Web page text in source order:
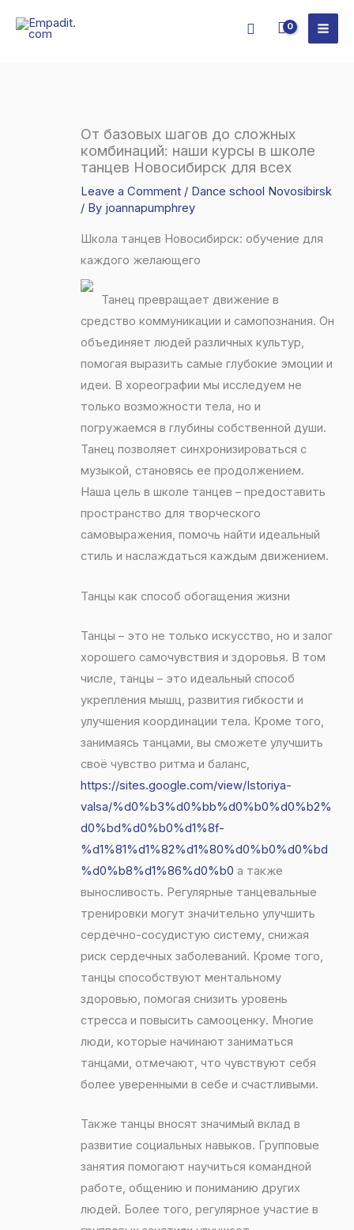
Search
От базовых шагов до сложных
комбинаций: наши курсы в школе
танцев Новосибирск для всех
Leave a Comment / Dance school Novosibirsk
/ By joannapumphrey
Школа танцев Новосибирск: обучение для
каждого желающего
Танец превращает движение в
средство коммуникации и самопознания. Он
объединяет людей различных культур,
помогая выразить самые глубокие эмоции и
идеи. В хореографии мы исследуем не
только возможности тела, но и
погружаемся в глубины собственной души.
Танец позволяет синхронизироваться с
музыкой, становясь ее продолжением.
Наша цель в школе танцев – предоставить
пространство для творческого
самовыражения, помочь найти идеальный
стиль и наслаждаться каждым движением.
Танцы как способ обогащения жизни
Танцы – это не только искусство, но и залог
хорошего самочувствия и здоровья. В том
числе, танцы – это идеальный способ
укрепления мышц, развития гибкости и
улучшения координации тела. Кроме того,
занимаясь танцами, вы сможете улучшить
своё чувство ритма и баланс,
https://sites.google.com/view/Istoriya-
valsa/%d0%b3%d0%bb%d0%b0%d0%b2%
d0%bd%d0%b0%d1%8f-
%d1%81%d1%82%d1%80%d0%b0%d0%bd
%d0%b8%d1%86%d0%b0 а также
выносливость. Регулярные танцевальные
тренировки могут значительно улучшить
сердечно-сосудистую систему, снижая
риск сердечных заболеваний. Кроме того,
танцы способствуют ментальному
здоровью, помогая снизить уровень
стресса и повысить самооценку. Многие
люди, которые начинают заниматься
танцами, отмечают, что чувствуют себя
более уверенными в себе и счастливыми.
Также танцы вносят значимый вклад в
развитие социальных навыков. Групповые
занятия помогают научиться командной
работе, общению и пониманию других
людей. Более того, регулярное участие в